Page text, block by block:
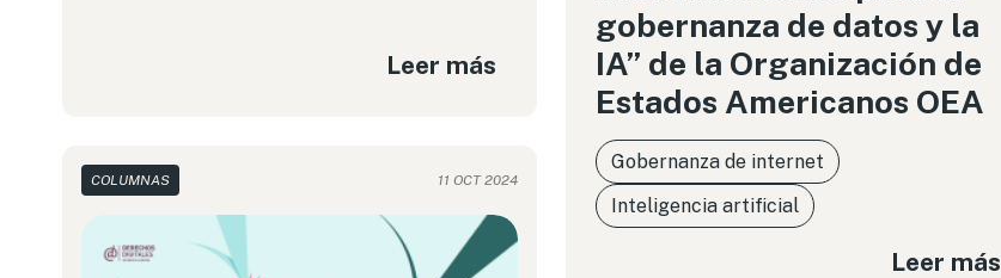
Leer más
gobernanza de datos y la
IA” de la Organización de
Estados Americanos OEA
Gobernanza de internet
Inteligencia artificial
Leer más
COLUMNAS 11 OCT 2024